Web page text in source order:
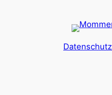
Datenschutz